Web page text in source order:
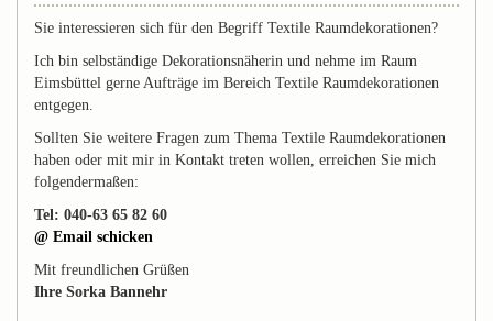
Sie interessieren sich für den Begriff Textile Raumdekorationen?
Ich bin selbständige Dekorationsnäherin und nehme im Raum
Eimsbüttel gerne Aufträge im Bereich Textile Raumdekorationen
entgegen.
Sollten Sie weitere Fragen zum Thema Textile Raumdekorationen
haben oder mit mir in Kontakt treten wollen, erreichen Sie mich
folgendermaßen:
Tel: 040-63 65 82 60
@ Email schicken
Mit freundlichen Grüßen
Ihre Sorka Bannehr